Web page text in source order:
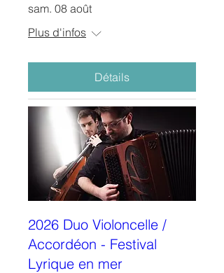
sam. 08 août
Plus d'infos
Détails
2026 Duo Violoncelle /
Accordéon - Festival
Lyrique en mer